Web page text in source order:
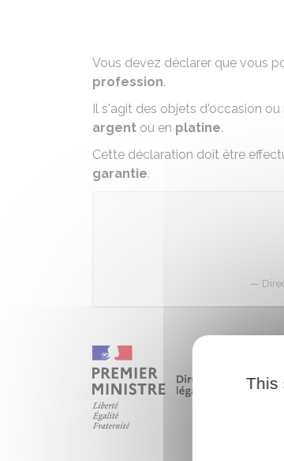
Vous devez déclarer que vous
profession.
Il s'agit des objets d'occasion
argent ou en platine.
Cette déclaration doit être
garantie.
This